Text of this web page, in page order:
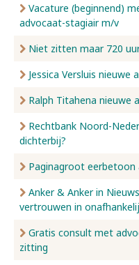
Vacature (beginnend)
advocaat-stagiair m/v
Niet zitten maar 720
Jessica Versluis nieuwe
Ralph Titahena nieuwe
Rechtbank Noord-
dichterbij?
Paginagroot eerbetoon
Anker & Anker in
vertrouwen in
Gratis consult met
zitting